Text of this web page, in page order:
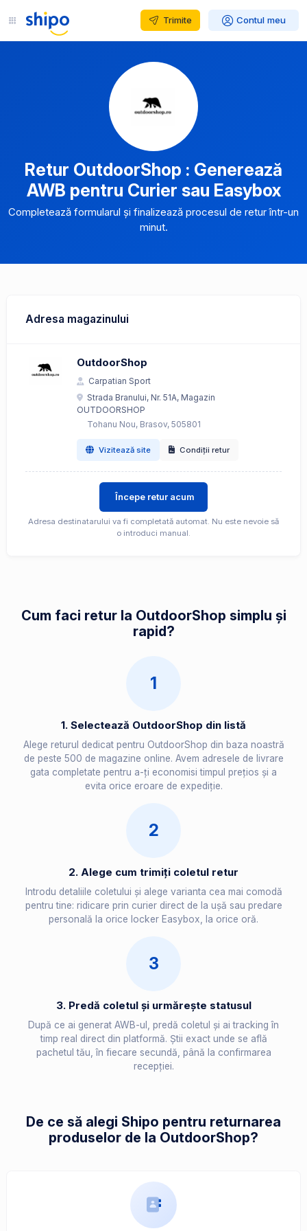
Trimite Contul meu
Retur OutdoorShop : Generează
AWB pentru Curier sau Easybox
Completează formularul și finalizează procesul de retur într-un
minut.
Adresa magazinului
OutdoorShop
Carpatian Sport
Strada Branului, Nr. 51A, Magazin
OUTDOORSHOP
Tohanu Nou, Brasov, 505801
Vizitează site Condiții retur
Începe retur acum
Adresa destinatarului va fi completată automat. Nu este nevoie să
o introduci manual.
Cum faci retur la OutdoorShop simplu și
rapid?
1
1. Selectează OutdoorShop din listă
Alege returul dedicat pentru OutdoorShop din baza noastră
de peste 500 de magazine online. Avem adresele de livrare
gata completate pentru a-ți economisi timpul prețios și a
evita orice eroare de expediție.
2
2. Alege cum trimiți coletul retur
Introdu detaliile coletului și alege varianta cea mai comodă
pentru tine: ridicare prin curier direct de la ușă sau predare
personală la orice locker Easybox, la orice oră.
3
3. Predă coletul și urmărește statusul
După ce ai generat AWB-ul, predă coletul și ai tracking în
timp real direct din platformă. Știi exact unde se află
pachetul tău, în fiecare secundă, până la confirmarea
recepției.
De ce să alegi Shipo pentru returnarea
produselor de la OutdoorShop?